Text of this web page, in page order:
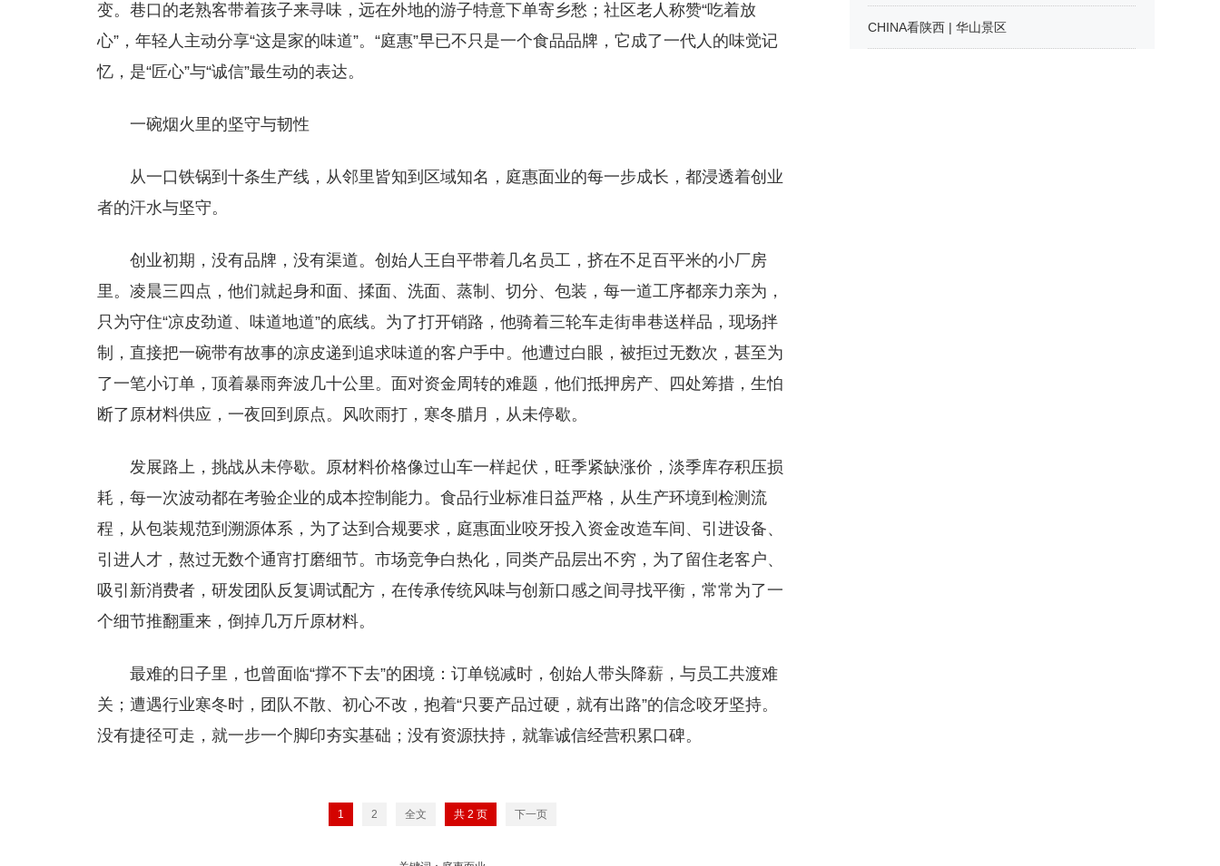
变。巷口的老熟客带着孩子来寻味，远在外地的游子特意下单寄乡愁；社区老人称赞“吃着放
心”，年轻人主动分享“这是家的味道”。“庭惠”早已不只是一个食品品牌，它成了一代人的味觉记
忆，是“匠心”与“诚信”最生动的表达。
一碗烟火里的坚守与韧性
从一口铁锅到十条生产线，从邻里皆知到区域知名，庭惠面业的每一步成长，都浸透着创业
者的汗水与坚守。
创业初期，没有品牌，没有渠道。创始人王自平带着几名员工，挤在不足百平米的小厂房
里。凌晨三四点，他们就起身和面、揉面、洗面、蒸制、切分、包装，每一道工序都亲力亲为，
只为守住“凉皮劲道、味道地道”的底线。为了打开销路，他骑着三轮车走街串巷送样品，现场拌
制，直接把一碗带有故事的凉皮递到追求味道的客户手中。他遭过白眼，被拒过无数次，甚至为
了一笔小订单，顶着暴雨奔波几十公里。面对资金周转的难题，他们抵押房产、四处筹措，生怕
断了原材料供应，一夜回到原点。风吹雨打，寒冬腊月，从未停歇。
发展路上，挑战从未停歇。原材料价格像过山车一样起伏，旺季紧缺涨价，淡季库存积压损
耗，每一次波动都在考验企业的成本控制能力。食品行业标准日益严格，从生产环境到检测流
程，从包装规范到溯源体系，为了达到合规要求，庭惠面业咬牙投入资金改造车间、引进设备、
引进人才，熬过无数个通宵打磨细节。市场竞争白热化，同类产品层出不穷，为了留住老客户、
吸引新消费者，研发团队反复调试配方，在传承传统风味与创新口感之间寻找平衡，常常为了一
个细节推翻重来，倒掉几万斤原材料。
最难的日子里，也曾面临“撑不下去”的困境：订单锐减时，创始人带头降薪，与员工共渡难
关；遭遇行业寒冬时，团队不散、初心不改，抱着“只要产品过硬，就有出路”的信念咬牙坚持。
没有捷径可走，就一步一个脚印夯实基础；没有资源扶持，就靠诚信经营积累口碑。
1 2 全文 共2 页 下一页
CHINA看陕西 | 华山景区